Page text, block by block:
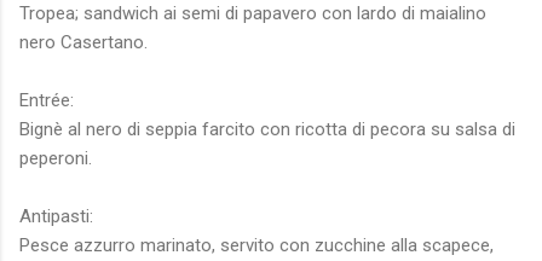
Tropea; sandwich ai semi di papavero con lardo di maialino
nero Casertano.
Entrée:
Bignè al nero di seppia farcito con ricotta di pecora su salsa di
peperoni.
Antipasti:
Pesce azzurro marinato, servito con zucchine alla scapece,